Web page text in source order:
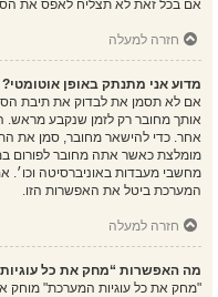
אם בכל זאת לא תצליח לאפס את
חזרה למעלה
מדוע אני מתנתק באופן אוטומטי?
אם לא תסמן את לבדוק את תיבת
אותך מחובר רק לזמן שנקבע מראש.
אחר. כדי להישאר מחובר, סמן את
מומלצת כאשר אתה מחובר לפורום
מחשבי מעבדות באוניברסיטה
המערכת ביטל את האפשרות הזו.
חזרה למעלה
מה האפשרות “מחק את כל